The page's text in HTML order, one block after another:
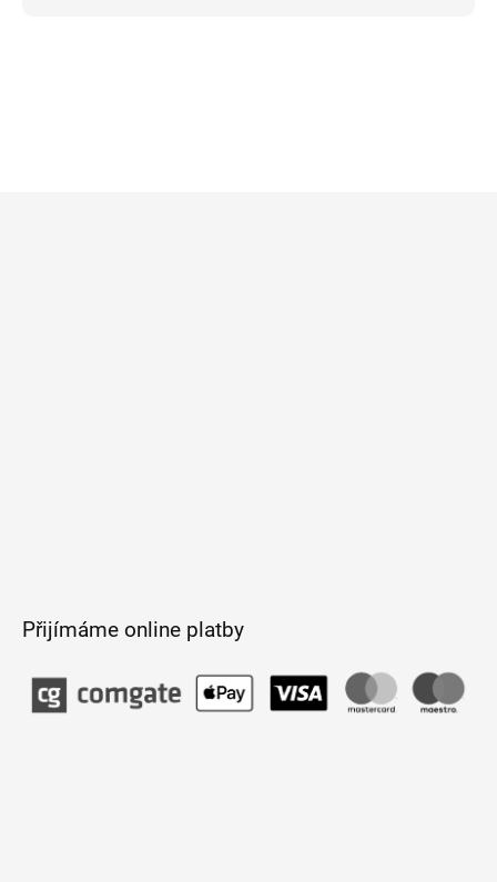
Přijímáme online platby